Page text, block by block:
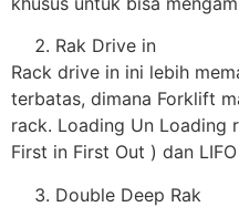
Rak Drive in
Rack drive in ini lebih
terbatas, dimana Forklift
rack. Loading Un Loading
First in First Out ) dan
Double Deep Rak